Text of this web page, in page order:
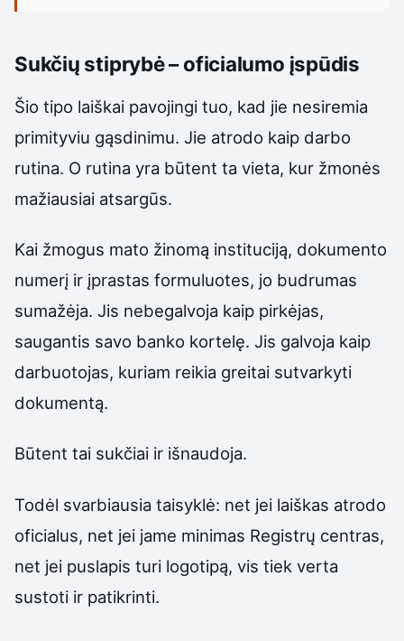
Sukčių stiprybė – oficialumo įspūdis
Šio tipo laiškai pavojingi tuo, kad jie nesiremia
primityviu gąsdinimu. Jie atrodo kaip darbo
rutina. O rutina yra būtent ta vieta, kur žmonės
mažiausiai atsargūs.
Kai žmogus mato žinomą instituciją, dokumento
numerį ir įprastas formuluotes, jo budrumas
sumažėja. Jis nebegalvoja kaip pirkėjas,
saugantis savo banko kortelę. Jis galvoja kaip
darbuotojas, kuriam reikia greitai sutvarkyti
dokumentą.
Būtent tai sukčiai ir išnaudoja.
Todėl svarbiausia taisyklė: net jei laiškas atrodo
oficialus, net jei jame minimas Registrų centras,
net jei puslapis turi logotipą, vis tiek verta
sustoti ir patikrinti.